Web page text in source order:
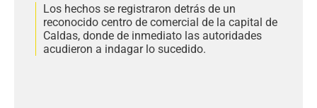
Los hechos se registraron detrás de un
reconocido centro de comercial de la capital de
Caldas, donde de inmediato las autoridades
acudieron a indagar lo sucedido.